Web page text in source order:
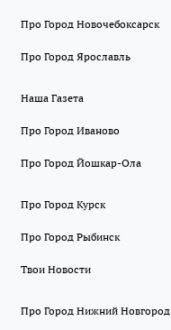
Про Город Новочебоксарск
Про Город Ярославль
Наша Газета
Про Город Иваново
Про Город Йошкар-Ола
Про Город Курск
Про Город Рыбинск
Твои Новости
Про Город Нижний Новгород